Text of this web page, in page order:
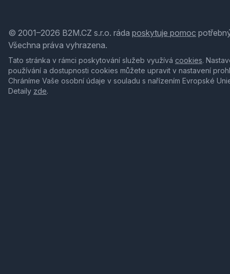
© 2001–2026 B2M.CZ s.r.o. ráda poskytuje pomoc
Všechna práva vyhrazena.
Tato stránka v rámci poskytování služeb využívá cookies.
používání a dostupnosti cookies můžete upravit v nastavení
Chráníme Vaše osobní údaje v souladu s nařízením Evropské
Detaily zde.